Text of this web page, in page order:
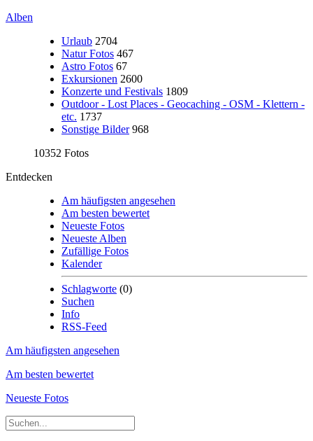
Alben
Urlaub 2704
Natur Fotos 467
Astro Fotos 67
Exkursionen 2600
Konzerte und Festivals 1809
Outdoor - Lost Places - Geocaching - OSM - Klettern -
etc. 1737
Sonstige Bilder 968
10352 Fotos
Entdecken
Am häufigsten angesehen
Am besten bewertet
Neueste Fotos
Neueste Alben
Zufällige Fotos
Kalender
Schlagworte (0)
Suchen
Info
RSS-Feed
Am häufigsten angesehen
Am besten bewertet
Neueste Fotos